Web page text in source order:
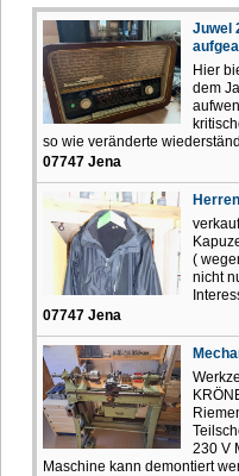
Juwel
Hier
dem
so wie veränderte
07747 Jena
(
nicht
07747 Jena
230 V
Maschine kann demontiert